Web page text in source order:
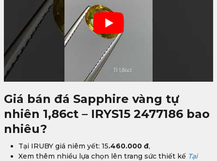
Giá bán đá Sapphire vàng tự
nhiên 1,86ct – IRYS15 2477186 bao
nhiêu?
Tại IRUBY giá niêm yết: 15.460.000 đ,
Xem thêm nhiều lựa chọn lên trang sức thiết kế Tại